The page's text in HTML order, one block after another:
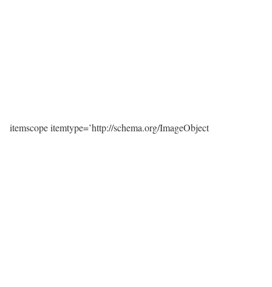
itemscope itemtype=’http://schema.org/ImageObject